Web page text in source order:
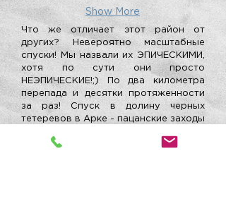
Show More
Что же отличает этот район от
других? Невероятно масштабные
спуски! Мы назвали их ЭПИЧЕСКИМИ,
хотя по сути они просто
НЕЭПИЧЕСКИЕ!;) По два километра
перепада и десятки протяженности
за раз! Спуск в долину черных
тетеревов в Арке - пацанские заходы
южный кулуар из под Aig Grive -